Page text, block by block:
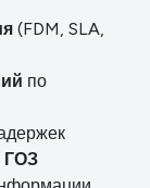
(FDM, SLA,
по
ГОЗ